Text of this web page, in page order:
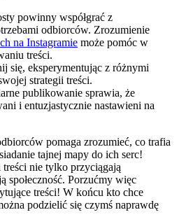
powinny współgrać z
odbiorców. Zrozumienie
na Instagramie może pomóc w
treści.
się, eksperymentując z różnymi
strategii treści.
publikowanie sprawia, że
i entuzjastycznie nastawieni na
pomaga zrozumieć, co trafia
tajnej mapy do ich serc!
nie tylko przyciągają
społeczność. Porzućmy więc
treści! W końcu kto chce
podzielić się czymś naprawdę